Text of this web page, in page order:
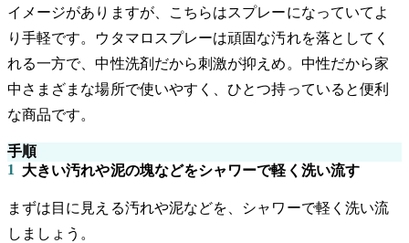
イメージがありますが、こちらはスプレーになっていてよ
り手軽です。ウタマロスプレーは頑固な汚れを落としてく
れる一方で、中性洗剤だから刺激が抑えめ。中性だから家
中さまざまな場所で使いやすく、ひとつ持っていると便利
な商品です。
手順
1
大きい汚れや泥の塊などをシャワーで軽く洗い流す
まずは目に見える汚れや泥などを、シャワーで軽く洗い流
しましょう。